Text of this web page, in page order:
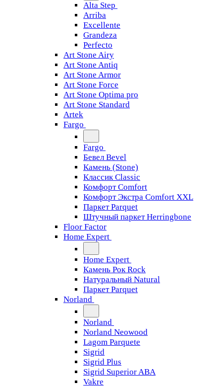
Alta Step
Arriba
Excellente
Grandeza
Perfecto
Art Stone Airy
Art Stone Antiq
Art Stone Armor
Art Stone Force
Art Stone Optima pro
Art Stone Standard
Artek
Fargo
Fargo
Бевел Bevel
Камень (Stone)
Классик Classic
Комфорт Comfort
Комфорт Экстра Comfort XXL
Паркет Parquet
Штучный паркет Herringbone
Floor Factor
Home Expert
Home Expert
Камень Рок Rock
Натуральный Natural
Паркет Parquet
Norland
Norland
Norland Neowood
Lagom Parquete
Sigrid
Sigrid Plus
Sigrid Superior ABA
Vakre